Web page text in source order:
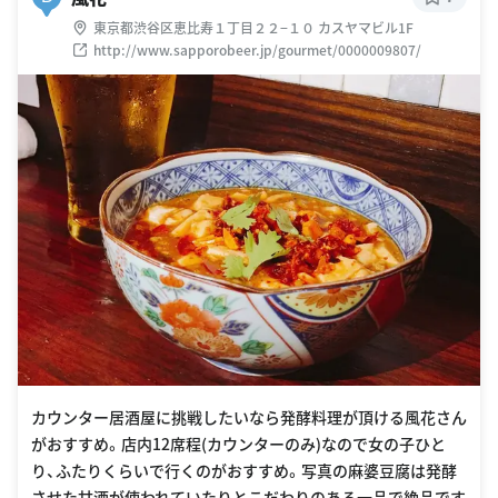
東京都渋谷区恵比寿１丁目２２−１０ カスヤマビル1F
http://www.sapporobeer.jp/gourmet/0000009807/
カウンター居酒屋に挑戦したいなら発酵料理が頂ける風花さん
がおすすめ。店内12席程(カウンターのみ)なので女の子ひと
り、ふたりくらいで行くのがおすすめ。写真の麻婆豆腐は発酵